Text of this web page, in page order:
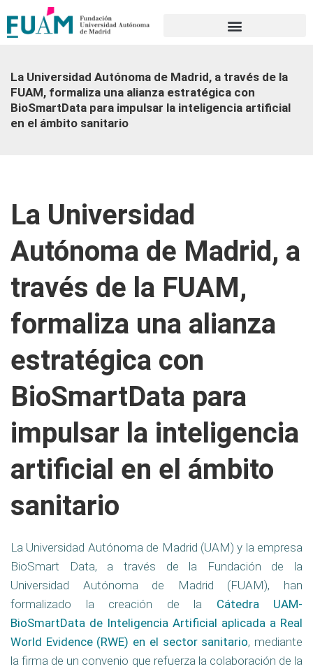
La Universidad Autónoma de Madrid, a través de la
FUAM, formaliza una alianza estratégica con
BioSmartData para impulsar la inteligencia artificial
en el ámbito sanitario
La Universidad
Autónoma de Madrid, a
través de la FUAM,
formaliza una alianza
estratégica con
BioSmartData para
impulsar la inteligencia
artificial en el ámbito
sanitario
La Universidad Autónoma de Madrid (UAM) y la empresa
BioSmart Data, a través de la Fundación de la
Universidad Autónoma de Madrid (FUAM), han
formalizado la creación de la Cátedra UAM-
BioSmartData de Inteligencia Artificial aplicada a Real
World Evidence (RWE) en el sector sanitario, mediante
la firma de un convenio que refuerza la colaboración de la